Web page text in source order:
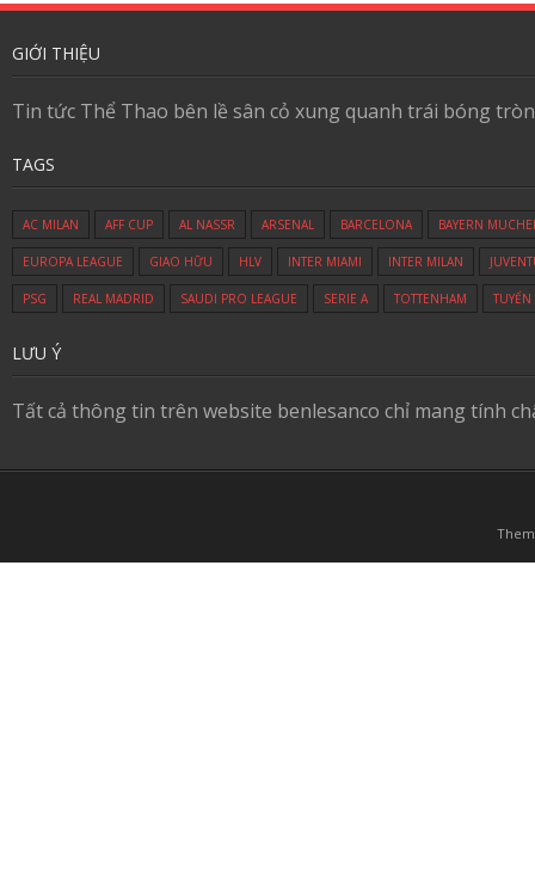
GIỚI THIỆU
Tin tức Thể Thao bên lề sân cỏ xung quanh trái bóng
TAGS
AC MILAN AFF CUP AL NASSR ARSENAL BARCELONA BAYERN
EUROPA LEAGUE GIAO HỮU HLV INTER MIAMI INTER MILAN
PSG REAL MADRID SAUDI PRO LEAGUE SERIE A TOTTENHAM
LƯU Ý
Tất cả thông tin trên website benlesanco chỉ mang tính